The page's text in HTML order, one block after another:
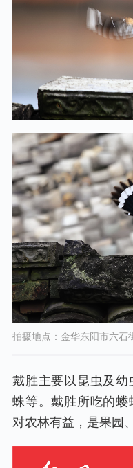
拍摄地点：金华东阳市六石
戴胜主要以昆虫及
蛛等。戴胜所吃的蝼
对农林有益，是果园